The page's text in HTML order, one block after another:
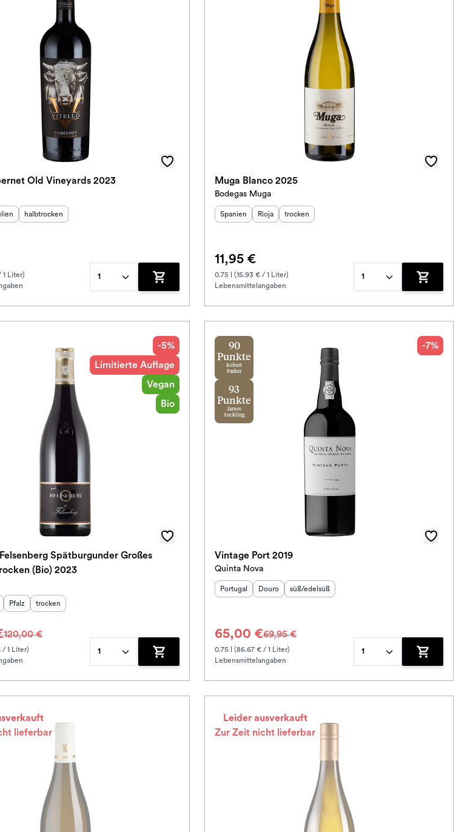
Old Vineyards 2023
: :
Geschmack:
halbtrocken
1 Liter)
1
Zum Warenkorb hinzufügen
Muga Blanco 2025
Bodegas Muga
Herkunftsland:
Spanien Herkunftsregion
Rioja Geschmack
trocken
11,95 €
0.75 l (15.93 € / 1 Liter)
Lebensmittelangaben
1
Zum
-5%
Limitierte Auflage
Vegan
Bio
Spätburgunder Großes
(Bio) 2023
Herkunftsregion
Pfalz Geschmack
trocken
120,00 €
/ 1 Liter)
1
Zum Warenkorb hinzufügen
90
Punkte
Robert
Parker
93
Punkte
James
Suckling
-7%
Vintage Port 2019
Quinta Nova
Herkunftsland:
Portugal Herkunftsregion:
Douro Geschmack:
süß/edelsüß
65,00 €69,95 €
0.75 l (86.67 € / 1 Liter)
Lebensmittelangaben
1
Zum
lieferbar
Leider ausverkauft
Zur Zeit nicht lieferbar